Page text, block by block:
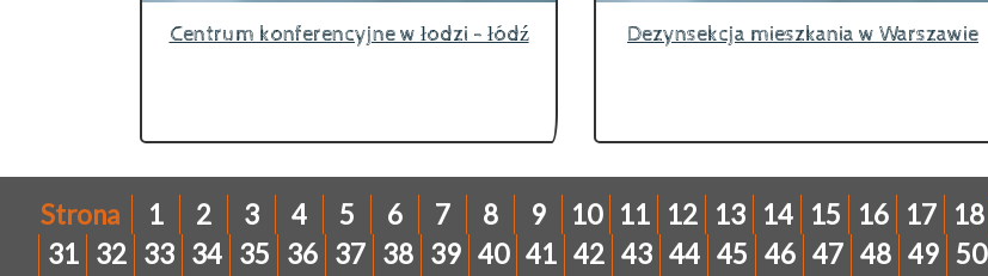
Centrum konferencyjne w łodzi - łódź Dezynsekcja mieszkania w Warszawie
Strona 1 2 3 4 5 6 7 8 9 10 11 12 13 14 15 16 17 18
31 32 33 34 35 36 37 38 39 40 41 42 43 44 45 46 47 48 49 50